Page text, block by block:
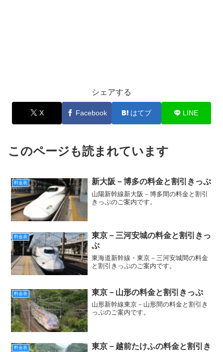
シェアする
X Facebook はてブ LINE
このページも読まれています
料金表 新大阪－博多の料金と割引きっぷ
山陽新幹線新大阪－博多間の料金と割引
きっぷのご案内です。
料金表
東京－三河安城の料金と割引きっ
ぷ
東海道新幹線・東京－三河安城間の料金
と割引きっぷのご案内です。
料金表 東京－山形の料金と割引きっぷ
山形新幹線東京－山形間の料金と割引き
っぷのご案内です。
料金表
東京－越前たけふの料金と割引き